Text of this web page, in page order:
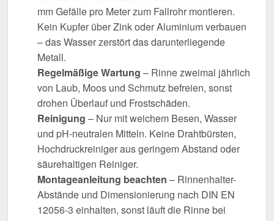
mm Gefälle pro Meter zum Fallrohr montieren.
Kein Kupfer über Zink oder Aluminium verbauen
– das Wasser zerstört das darunterliegende
Metall.
Regelmäßige Wartung – Rinne zweimal jährlich
von Laub, Moos und Schmutz befreien, sonst
drohen Überlauf und Frostschäden.
Reinigung – Nur mit weichem Besen, Wasser
und pH-neutralen Mitteln. Keine Drahtbürsten,
Hochdruckreiniger aus geringem Abstand oder
säurehaltigen Reiniger.
Montageanleitung beachten – Rinnenhalter-
Abstände und Dimensionierung nach DIN EN
12056-3 einhalten, sonst läuft die Rinne bei